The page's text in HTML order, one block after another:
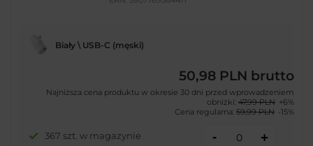
Biały \ USB-C (męski)
50,98 PLN brutto
Najniższa cena produktu w okresie 30 dni przed wprowadzeniem
obniżki: 47,99 PLN +6%
Cena regularna: 59,99 PLN -15%
367 szt. w magazynie - +